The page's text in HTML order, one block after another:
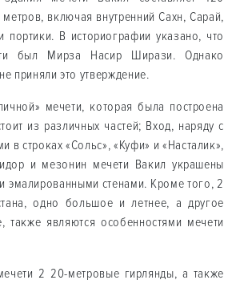
включая внутренний Сахн, Сарай,
портики. В историографии указано, что
был Мирза Насир Ширази. Однако
приняли это утверждение.
мечети, которая была построена
из различных частей; Вход, наряду с
в строках «Сольс», «Куфи» и «Насталик»,
и мезонин мечети Вакил украшены
эмалированными стенами. Кроме того, 2
одно большое и летнее, а другое
также являются особенностями мечети
2 20-метровые гирлянды, а также